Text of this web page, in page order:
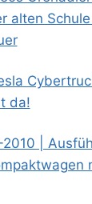
alten
da!
|